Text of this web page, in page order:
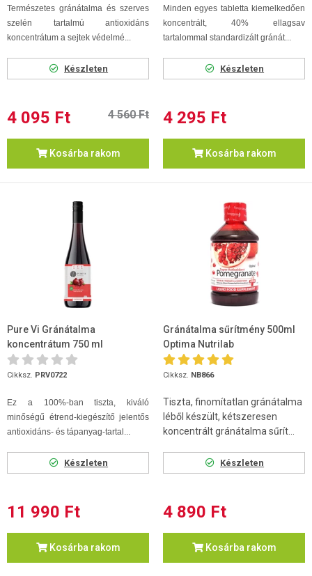
Természetes gránátalma és szerves
szelén tartalmú antioxidáns
koncentrátum a sejtek védelmé...
Készleten
4 095 Ft 4 560 Ft
Kosárba rakom
Minden egyes tabletta kiemelkedően
koncentrált, 40% ellagsav
tartalommal standardizált gránát...
Készleten
4 295 Ft
Kosárba rakom
Pure Vi Gránátalma
koncentrátum 750 ml
Cikksz. PRV0722
Ez a 100%-ban tiszta, kiváló
minőségű étrend-kiegészítő jelentős
antioxidáns- és tápanyag-tartal...
Készleten
11 990 Ft
Kosárba rakom
Gránátalma sűrítmény 500ml
Optima Nutrilab
Cikksz. NB866
Tiszta, finomítatlan gránátalma
léből készült, kétszeresen
koncentrált gránátalma sűrít...
Készleten
4 890 Ft
Kosárba rakom